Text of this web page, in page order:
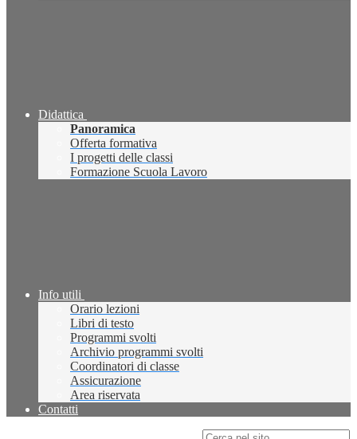
Didattica
Panoramica
Offerta formativa
I progetti delle classi
Formazione Scuola Lavoro
Info utili
Orario lezioni
Libri di testo
Programmi svolti
Archivio programmi svolti
Coordinatori di classe
Assicurazione
Area riservata
Contatti